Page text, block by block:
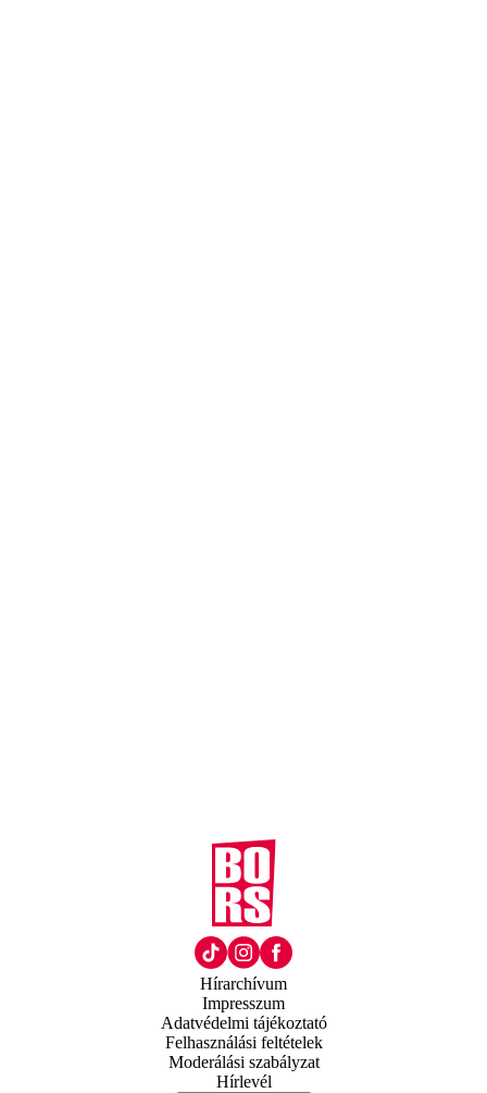
Hírarchívum
Impresszum
Adatvédelmi tájékoztató
Felhasználási feltételek
Moderálási szabályzat
Hírlevél